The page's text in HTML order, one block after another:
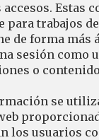
trabajos
de forma
sesión como
o
se
usuarios